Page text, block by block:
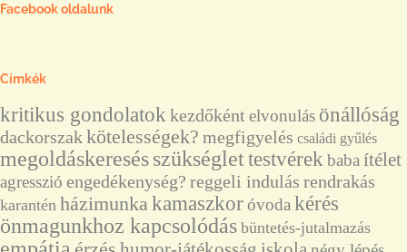
Facebook oldalunk
Címkék
kritikus gondolatok kezdőként elvonulás önállóság
dackorszak kötelességek? megfigyelés családi gyűlés
megoldáskeresésszükséglet testvérek baba ítélet
agresszió engedékenység? reggeli indulás rendrakás
karantén házimunka kamaszkoróvoda kérés
önmagunkhoz kapcsolódás büntetés-jutalmazás